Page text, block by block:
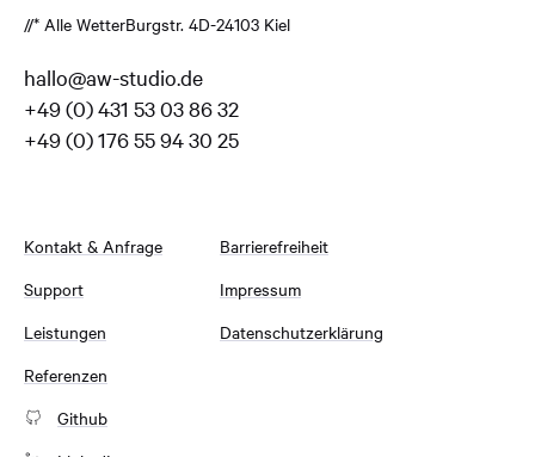
//* Alle WetterBurgstr. 4D-24103 Kiel
hallo@aw-studio.de
+49 (0) 431 53 03 86 32
+49 (0) 176 55 94 30 25
Kontakt & Anfrage
Support
Leistungen
Referenzen
Barrierefreiheit
Impressum
Datenschutzerklärung
Github